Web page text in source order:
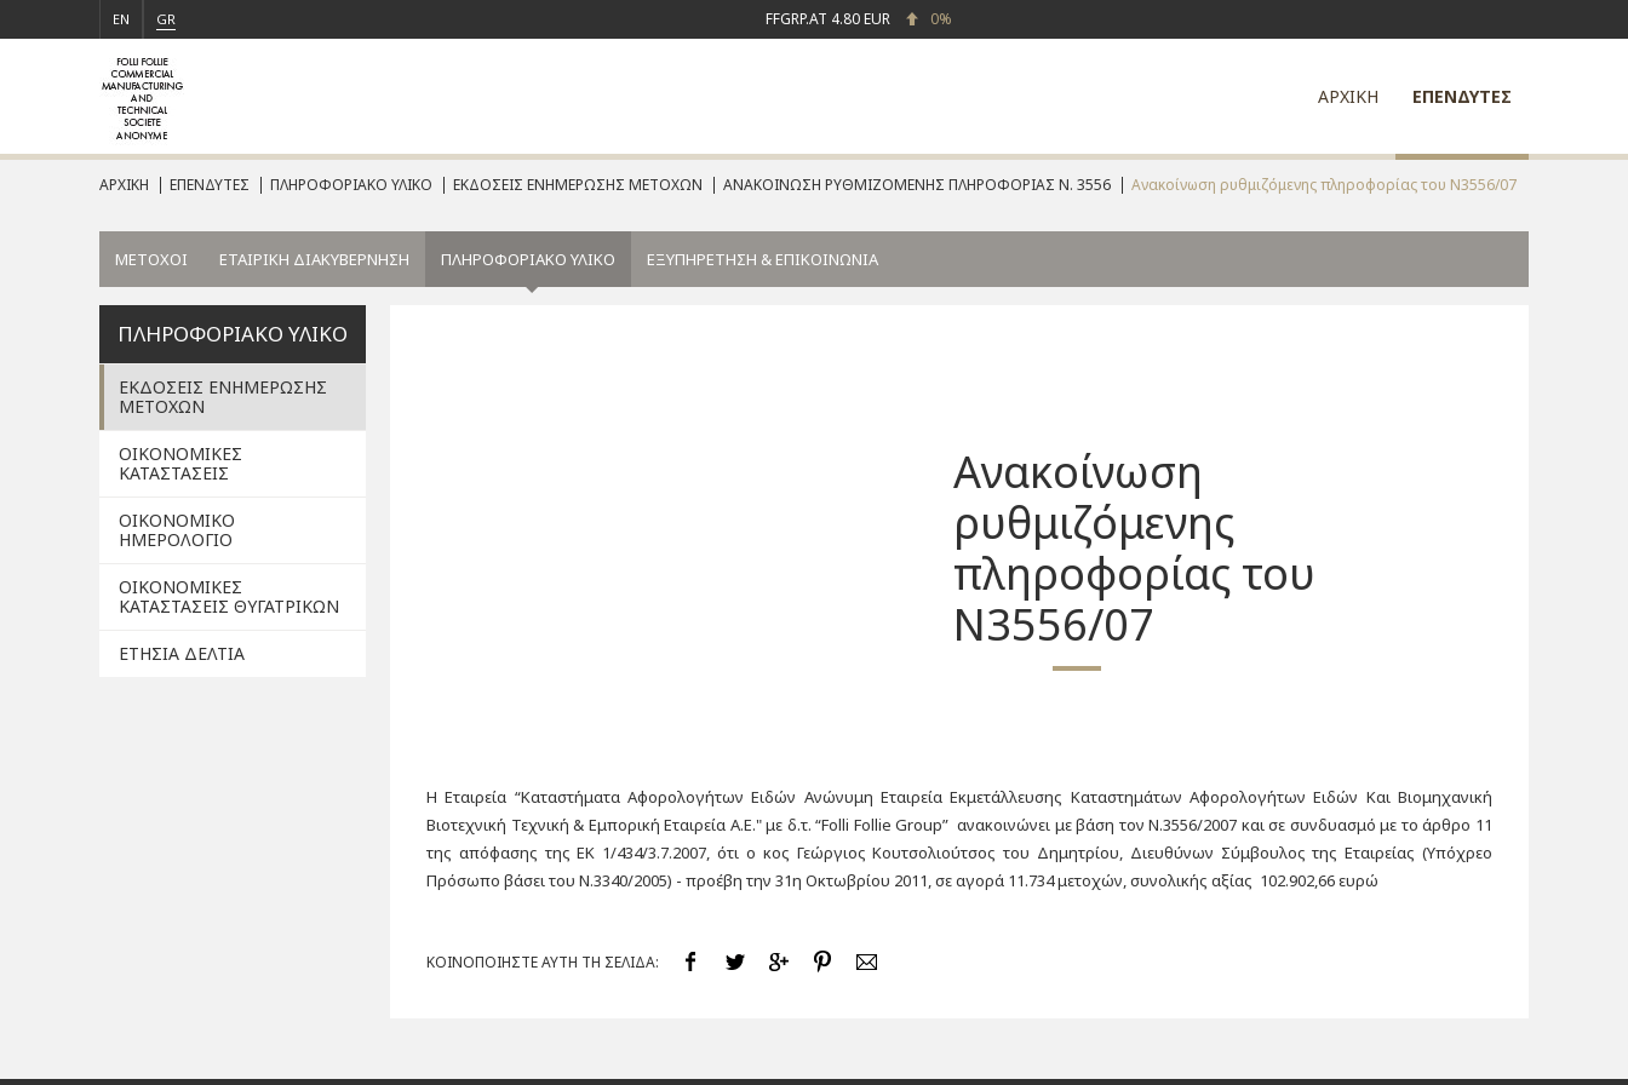
GR
EN FFGRP.AT 4.80 EUR 0%
ΑΡΧΙΚΗ ΕΠΕΝΔΥΤΕΣ
ΑΡΧΙΚΗ ΕΠΕΝΔΥΤΕΣ ΠΛΗΡΟΦΟΡΙΑΚΟ ΥΛΙΚΟ ΕΚΔΟΣΕΙΣ ΕΝΗΜΕΡΩΣΗΣ ΜΕΤΟΧΩΝ ΑΝΑΚΟΙΝΩΣΗ ΡΥΘΜΙΖΟΜΕΝΗΣ ΠΛΗΡΟΦΟΡΙΑΣ Ν. 3556 Ανακοίνωση ρυθμιζόμενης πληροφορίας του Ν3556/07
ΜΕΤΟΧΟΙ ΕΤΑΙΡΙΚΗ ΔΙΑΚΥΒΕΡΝΗΣΗ ΠΛΗΡΟΦΟΡΙΑΚΟ ΥΛΙΚΟ ΕΞΥΠΗΡΕΤΗΣΗ & ΕΠΙΚΟΙΝΩΝΙΑ
ΠΛΗΡΟΦΟΡΙΑΚΟ ΥΛΙΚΟ
ΕΚΔΟΣΕΙΣ ΕΝΗΜΕΡΩΣΗΣ
ΜΕΤΟΧΩΝ
ΟΙΚΟΝΟΜΙΚΕΣ
ΚΑΤΑΣΤΑΣΕΙΣ
ΟΙΚΟΝΟΜΙΚΟ
ΗΜΕΡΟΛΟΓΙΟ
ΟΙΚΟΝΟΜΙΚΕΣ
ΚΑΤΑΣΤΑΣΕΙΣ ΘΥΓΑΤΡΙΚΩΝ
ΕΤΗΣΙΑ ΔΕΛΤΙΑ
Ανακοίνωση
ρυθμιζόμενης
πληροφορίας του
Ν3556/07
H Εταιρεία “Καταστήματα Αφορολογήτων Ειδών Ανώνυμη Εταιρεία Εκμετάλλευσης Καταστημάτων Αφορολογήτων Ειδών Και Βιομηχανική
Βιοτεχνική Τεχνική & Εμπορική Εταιρεία A.E." με δ.τ. “Folli Follie Group” ανακοινώνει με βάση τον Ν.3556/2007 και σε συνδυασμό με το άρθρο 11
της απόφασης της ΕΚ 1/434/3.7.2007, ότι ο κος Γεώργιος Κουτσολιούτσος του Δημητρίου, Διευθύνων Σύμβουλος της Εταιρείας (Υπόχρεο
Πρόσωπο βάσει του Ν.3340/2005) - προέβη την 31η Οκτωβρίου 2011, σε αγορά 11.734 μετοχών, συνολικής αξίας 102.902,66 ευρώ
ΚΟΙΝΟΠΟΙΗΣΤΕ ΑΥΤΗ ΤΗ ΣΕΛΙΔΑ: